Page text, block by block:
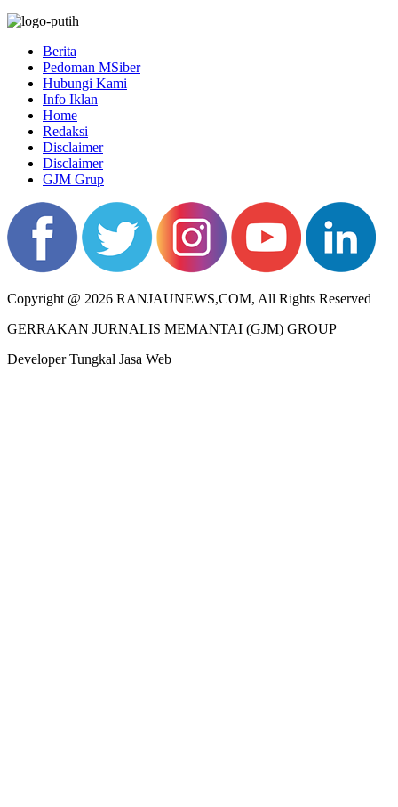
Berita
Pedoman MSiber
Hubungi Kami
Info Iklan
Home
Redaksi
Disclaimer
Disclaimer
GJM Grup
Copyright @ 2026 RANJAUNEWS,COM, All Rights Reserved
GERRAKAN JURNALIS MEMANTAI (GJM) GROUP
Developer Tungkal Jasa Web